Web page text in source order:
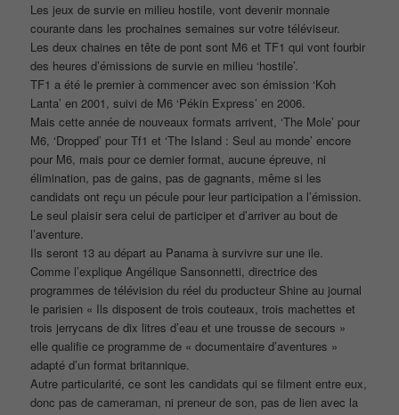
Les jeux de survie en milieu hostile, vont devenir monnaie
courante dans les prochaines semaines sur votre téléviseur.
Les deux chaines en tête de pont sont M6 et TF1 qui vont fourbir
des heures d’émissions de survie en milieu ‘hostile’.
TF1 a été le premier à commencer avec son émission ‘Koh
Lanta’ en 2001, suivi de M6 ‘Pékin Express’ en 2006.
Mais cette année de nouveaux formats arrivent, ‘The Mole’ pour
M6, ‘Dropped’ pour Tf1 et ‘The Island : Seul au monde’ encore
pour M6, mais pour ce dernier format, aucune épreuve, ni
élimination, pas de gains, pas de gagnants, même si les
candidats ont reçu un pécule pour leur participation a l’émission.
Le seul plaisir sera celui de participer et d’arriver au bout de
l’aventure.
Ils seront 13 au départ au Panama à survivre sur une ile.
Comme l’explique Angélique Sansonnetti, directrice des
programmes de télévision du réel du producteur Shine au journal
le parisien « Ils disposent de trois couteaux, trois machettes et
trois jerrycans de dix litres d’eau et une trousse de secours »
elle qualifie ce programme de « documentaire d’aventures »
adapté d’un format britannique.
Autre particularité, ce sont les candidats qui se filment entre eux,
donc pas de cameraman, ni preneur de son, pas de lien avec la